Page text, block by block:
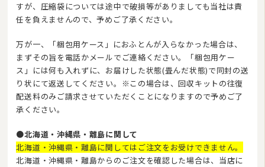
すが、圧縮袋については途中で破損等がありましても当社は責
任を負えませんので、予めご了承ください。
万が一、「梱包用ケース」におふとんが入らなかった場合は、
まずその旨を電話かメールでご連絡ください。「梱包用ケー
ス」には何も入れずに、お届けした状態(畳んだ状態)で同封の送
り状にて返送してください。※この場合は、回収キットの往復
配送料のみご請求させていただくことになりますので予めご了
承ください。
●北海道・沖縄県・離島に関して
北海道・沖縄県・離島に関してはご注文をお受けできません。
北海道・沖縄県・離島からのご注文を確認した場合は、当店に